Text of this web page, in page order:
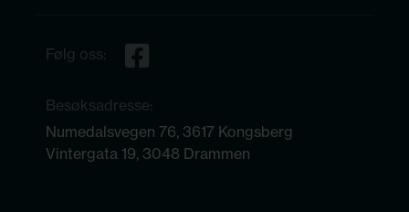
Følg oss:
Besøksadresse:
Numedalsvegen 76, 3617 Kongsberg
Vintergata 19, 3048 Drammen